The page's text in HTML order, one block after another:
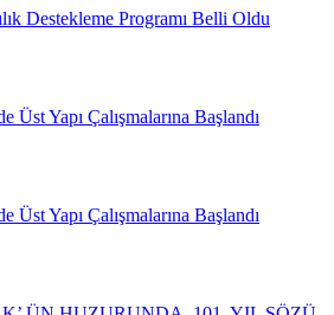
Destekleme Programı Belli Oldu
Üst Yapı Çalışmalarına Başlandı
Üst Yapı Çalışmalarına Başlandı